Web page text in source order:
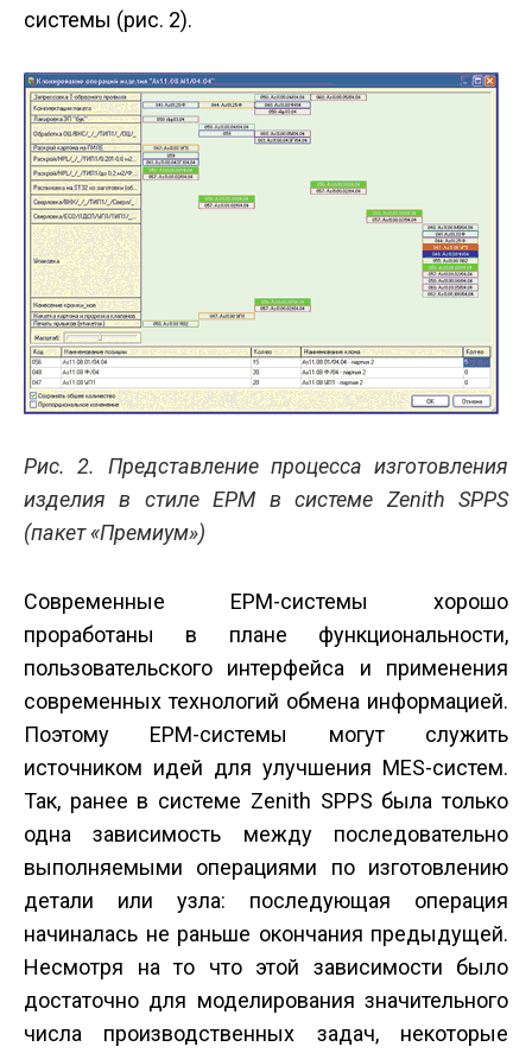
системы (рис. 2).
Рис. 2. Представление процесса изготовления
изделия в стиле EPM в системе Zenith SPPS
(пакет «Премиум»)
Современные EPM-системы хорошо
проработаны в плане функциональности,
пользовательского интерфейса и применения
современных технологий обмена информацией.
Поэтому EPM-системы могут служить
источником идей для улучшения MES-систем.
Так, ранее в системе Zenith SPPS была только
одна зависимость между последовательно
выполняемыми операциями по изготовлению
детали или узла: последующая операция
начиналась не раньше окончания предыдущей.
Несмотря на то что этой зависимости было
достаточно для моделирования значительного
числа производственных задач, некоторые